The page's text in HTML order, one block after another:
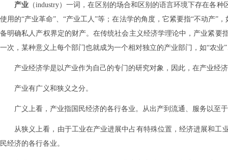
产业 （industry）一词，在区别的场合和区别的语言环境下存在各
使用的“产业革命”、“产业工人”等；在法学的角度，它紧要指“不动产”
备明确私人产权界定的财产。在传统社会主义经济学理论中，产业紧
一次，某种意义上每个部门也就成为一个相对独立的产业部门，如“农
产业经济学是以产业作为自己的专门的研究对象，因此，在产业经
产业有广义和狭义之分。
广义上看，产业指国民经济的各行各业。从出产到流通、服务以至
从狭义上看，由于工业在产业进展中占有特殊位置，经济进展和
民经济的各行各业。